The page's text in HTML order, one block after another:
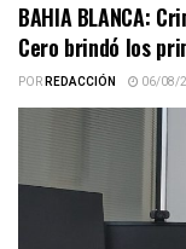
BAHIA BLANCA:
Cero brindó los
PORREDACCIÓN 06/08/